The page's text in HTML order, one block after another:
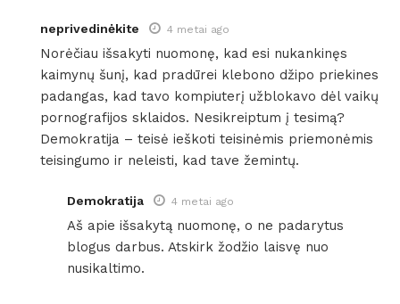
neprivedinėkite 4 metai ago
Norėčiau išsakyti nuomonę, kad esi nukankinęs
kaimynų šunį, kad pradūrei klebono džipo priekines
padangas, kad tavo kompiuterį užblokavo dėl vaikų
pornografijos sklaidos. Nesikreiptum į tesimą?
Demokratija – teisė ieškoti teisinėmis priemonėmis
teisingumo ir neleisti, kad tave žemintų.
Demokratija 4 metai ago
Aš apie išsakytą nuomonę, o ne padarytus
blogus darbus. Atskirk žodžio laisvę nuo
nusikaltimo.